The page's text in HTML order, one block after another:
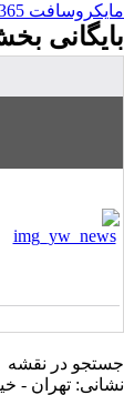
مایکروسافت 365
بایگانی
جستجو در نقشه
نشانی: تهران -